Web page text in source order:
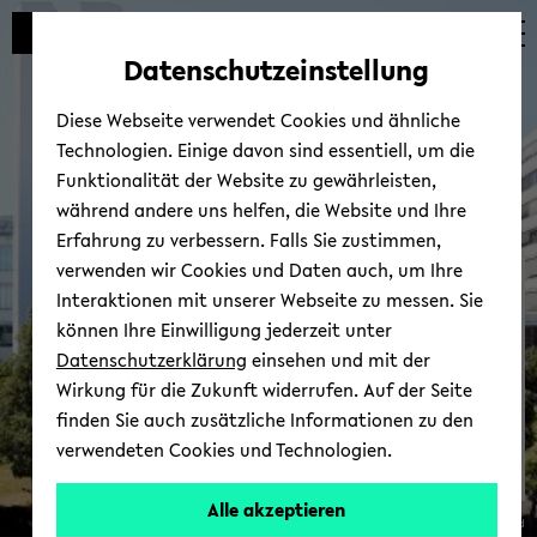
Automatische
vermeiden
zum
wechseln
zum
wechseln
zum
wechseln
Cent­re for Pro­fes­sors |
An­ge­bo­te
© Uni­ver­si­tät Bie­le­feld
Datenschutzeinstellung
Diese Webseite verwendet Cookies und ähnliche
Technologien. Einige davon sind essentiell, um die
Funktionalität der Website zu gewährleisten,
während andere uns helfen, die Website und Ihre
Erfahrung zu verbessern. Falls Sie zustimmen,
verwenden wir Cookies und Daten auch, um Ihre
Interaktionen mit unserer Webseite zu messen. Sie
können Ihre Einwilligung jederzeit unter
Datenschutzerklärung einsehen und mit der
Wirkung für die Zukunft widerrufen. Auf der Seite
finden Sie auch zusätzliche Informationen zu den
verwendeten Cookies und Technologien.
Alle akzeptieren